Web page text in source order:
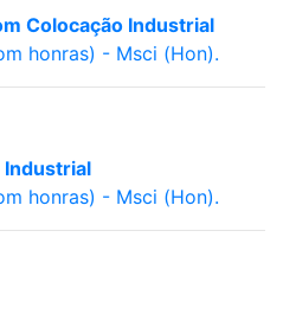
Colocação Industrial
honras) - Msci (Hon).
Industrial
honras) - Msci (Hon).